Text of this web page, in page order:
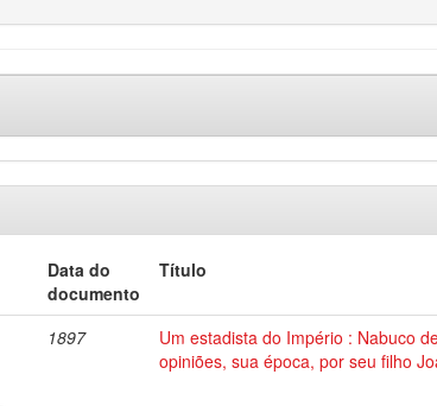
Data do
documento
Título
1897
Um estadista do Império : Nabuco
opiniões, sua época, por seu filho